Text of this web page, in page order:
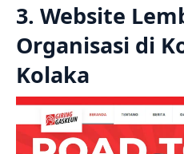
3. Website
Organisasi di
Kolaka